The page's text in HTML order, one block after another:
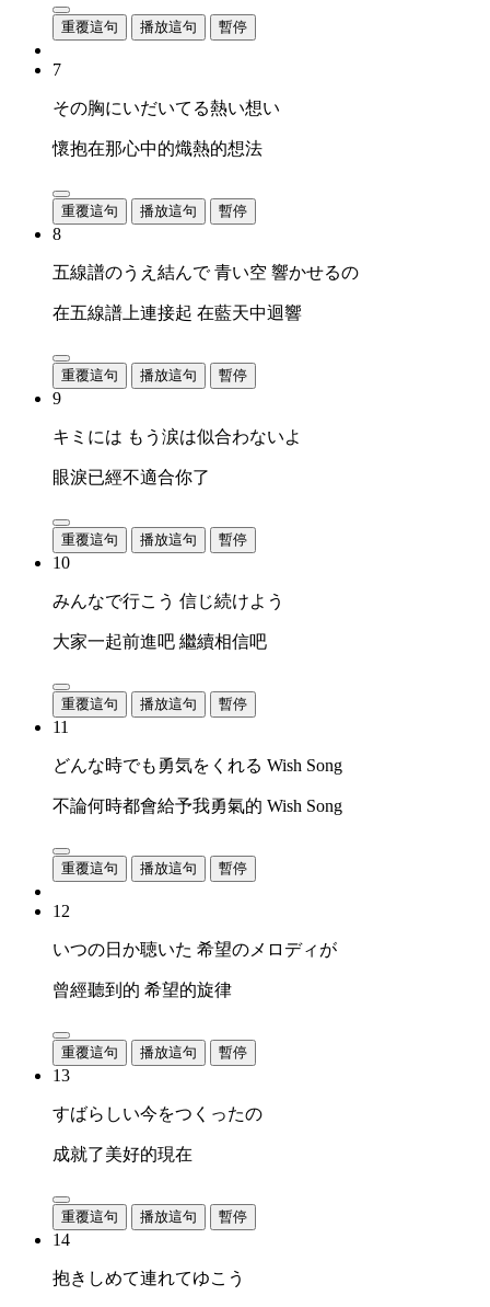
重覆這句 播放這句 暫停
7
その胸にいだいてる熱い想い
懷抱在那心中的熾熱的想法
重覆這句 播放這句 暫停
8
五線譜のうえ結んで 青い空 響かせるの
在五線譜上連接起 在藍天中迴響
重覆這句 播放這句 暫停
9
キミには もう涙は似合わないよ
眼淚已經不適合你了
重覆這句 播放這句 暫停
10
みんなで行こう 信じ続けよう
大家一起前進吧 繼續相信吧
重覆這句 播放這句 暫停
11
どんな時でも勇気をくれる Wish Song
不論何時都會給予我勇氣的 Wish Song
重覆這句 播放這句 暫停
12
いつの日か聴いた 希望のメロディが
曾經聽到的 希望的旋律
重覆這句 播放這句 暫停
13
すばらしい今をつくったの
成就了美好的現在
重覆這句 播放這句 暫停
14
抱きしめて連れてゆこう